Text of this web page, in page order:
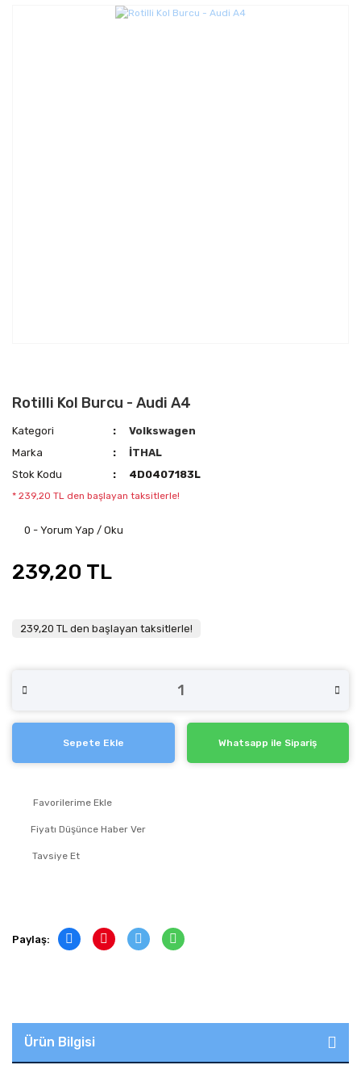
Rotilli Kol Burcu - Audi A4
Kategori
Volkswagen
Marka
İTHAL
Stok Kodu
4D0407183L
* 239,20 TL den başlayan taksitlerle!
0 - Yorum Yap / Oku
239,20 TL
239,20 TL den başlayan taksitlerle!
Sepete Ekle Whatsapp ile Sipariş
Fiyatı Düşünce Haber Ver
Tavsiye Et
Paylaş:
Ürün Bilgisi